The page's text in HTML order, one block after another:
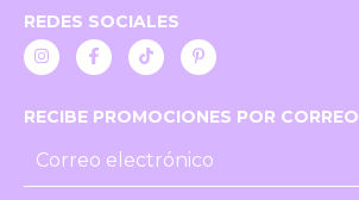
REDES SOCIALES
RECIBE PROMOCIONES POR CORREO